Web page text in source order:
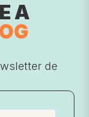
A
de